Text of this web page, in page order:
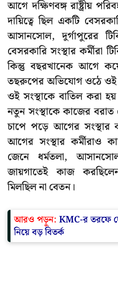
আগে দক্ষিণবঙ্গ রাষ্ট্রীয়
দায়িত্বে ছিল একটি
আসানসোল, দুর্গাপুরের
বেসরকারি সংস্থার কর্মীরা
কিন্তু বছরখানেক আগে
তছরুপের অভিযোগ ওঠে ওই
ওই সংস্থাকে বাতিল করা
নতুন সংস্থাকে কাজের
চাপে পড়ে আগের সংস্থার
আগের সংস্থার কর্মীরাও
জেনে ধর্মতলা,
জায়গাতেই কাজ
মিলছিল না বেতন।
আরও পড়ুন: KMC-র তরফে
নিয়ে বড় বিতর্ক